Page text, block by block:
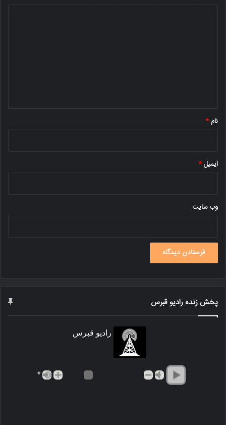
نام *
ایمیل*
وب‌ سایت
پخش زنده رادیو قبرس
رادیو قبرس
*